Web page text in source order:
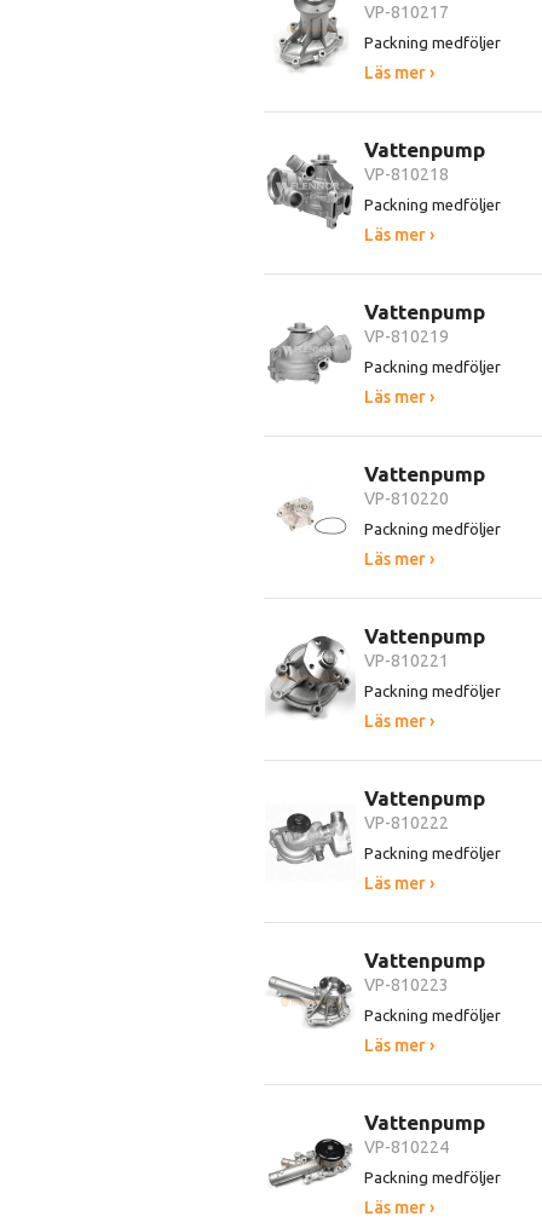
VP-810217
Packning medföljer
Läs mer ›
Vattenpump
VP-810218
Packning medföljer
Läs mer ›
Vattenpump
VP-810219
Packning medföljer
Läs mer ›
Vattenpump
VP-810220
Packning medföljer
Läs mer ›
Vattenpump
VP-810221
Packning medföljer
Läs mer ›
Vattenpump
VP-810222
Packning medföljer
Läs mer ›
Vattenpump
VP-810223
Packning medföljer
Läs mer ›
Vattenpump
VP-810224
Packning medföljer
Läs mer ›